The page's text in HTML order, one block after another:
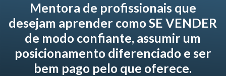
Mentora de profissionais que
desejam aprender como SE VENDER
de modo confiante, assumir um
posicionamento diferenciado e ser
bem pago pelo que oferece.